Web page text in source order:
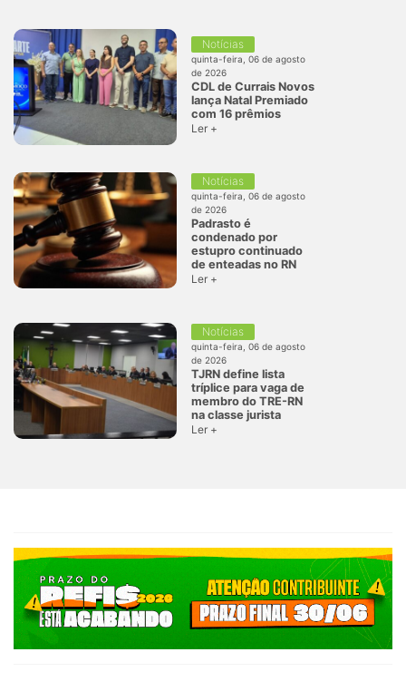
Notícias
quinta-feira, 06 de agosto
de 2026
CDL de Currais Novos
lança Natal Premiado
com 16 prêmios
Ler +
Notícias
quinta-feira, 06 de agosto
de 2026
Padrasto é
condenado por
estupro continuado
de enteadas no RN
Ler +
Notícias
quinta-feira, 06 de agosto
de 2026
TJRN define lista
tríplice para vaga de
membro do TRE-RN
na classe jurista
Ler +